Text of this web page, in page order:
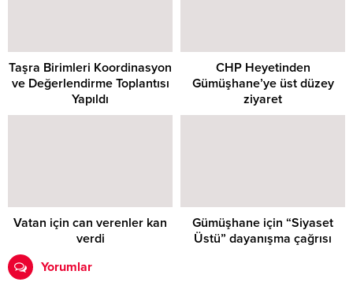
Taşra Birimleri Koordinasyon
ve Değerlendirme Toplantısı
Yapıldı
CHP Heyetinden
Gümüşhane’ye üst düzey
ziyaret
Vatan için can verenler kan
verdi
Gümüşhane için “Siyaset
Üstü” dayanışma çağrısı
Yorumlar